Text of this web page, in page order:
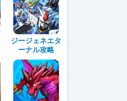
ジージェネエタ
ーナル攻略